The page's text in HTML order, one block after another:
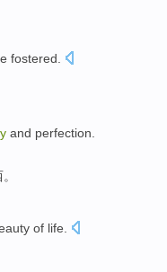
fostered
and perfection
of life.